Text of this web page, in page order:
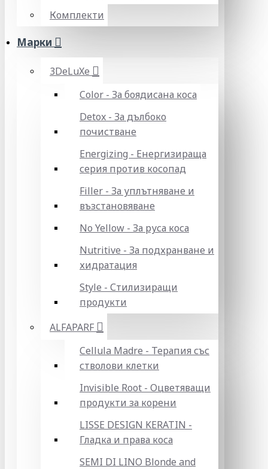
Комплекти
Марки
3DeLuXe
Color - За боядисана коса
Detox - За дълбоко
почистване
Energizing - Енергизираща
серия против косопад
Filler - За уплътняване и
възстановяване
No Yellow - За руса коса
Nutritive - За подхранване и
хидратация
Style - Стилизиращи
продукти
ALFAPARF
Cellula Madre - Терапия със
стволови клетки
Invisible Root - Оцветяващи
продукти за корени
LISSE DESIGN KERATIN -
Гладка и права коса
SEMI DI LINO Blonde and